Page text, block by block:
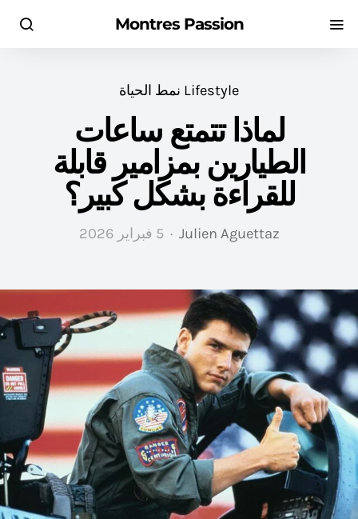
Montres Passion
Lifestyle نمط الحياة
لماذا تتمتع ساعات
الطيارين بمزامير قابلة
للقراءة بشكل كبير؟
Julien Aguettaz 5 فبراير 2026